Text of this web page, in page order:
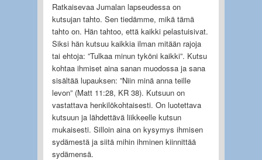
Ratkaisevaa Jumalan lapseudessa on
kutsujan tahto. Sen tiedämme, mikä tämä
tahto on. Hän tahtoo, että kaikki pelastuisivat.
Siksi hän kutsuu kaikkia ilman mitään rajoja
tai ehtoja: ”Tulkaa minun tyköni kaikki”. Kutsu
kohtaa ihmiset aina sanan muodossa ja sana
sisältää lupauksen: ”Niin minä anna teille
levon” (Matt 11:28, KR 38). Kutsuun on
vastattava henkilökohtaisesti. On luotettava
kutsuun ja lähdettävä liikkeelle kutsun
mukaisesti. Silloin aina on kysymys ihmisen
sydämestä ja siitä mihin ihminen kiinnittää
sydämensä.